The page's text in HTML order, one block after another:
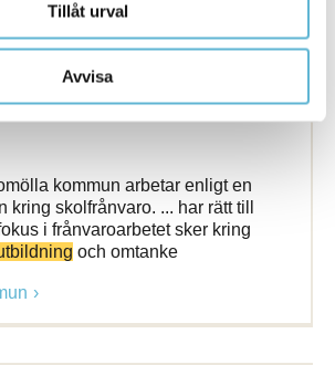
Tillåt urval
Avvisa
(SST)
kommun arbetar enligt en
kring skolfrånvaro. ... har rätt till
i frånvaroarbetet sker kring
och omtanke